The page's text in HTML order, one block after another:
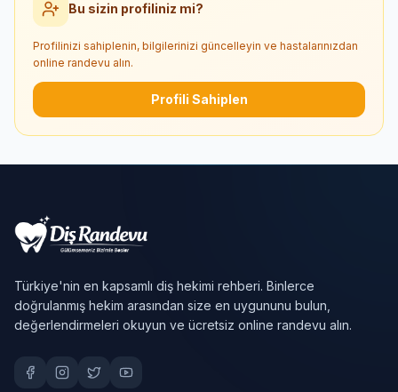
Bu sizin profiliniz mi?
Profilinizi sahiplenin, bilgilerinizi güncelleyin ve hastalarınızdan
online randevu alın.
Profili Sahiplen
Türkiye'nin en kapsamlı diş hekimi rehberi. Binlerce
doğrulanmış hekim arasından size en uygununu bulun,
değerlendirmeleri okuyun ve ücretsiz online randevu alın.